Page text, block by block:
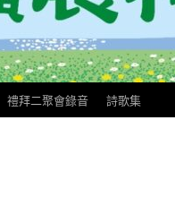
禮拜二聚會錄音 詩歌集